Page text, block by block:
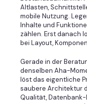
Altlasten,
mobile Nutzung.
Inhalte und
zählen. Erst danach
bei Layout,
Gerade in der
denselben Aha-
löst das eigentliche
saubere Architektur
Qualität,